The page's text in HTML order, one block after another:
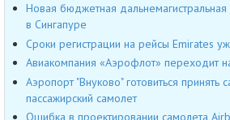
Новая бюджетная дальнемагистральная
в Сингапуре
Сроки регистрации на рейсы Emirates
Авиакомпания «Аэрофлот» переходит
Аэропорт "Внуково" готовиться принять
пассажирский самолет
Ошибка в проектировании самолета